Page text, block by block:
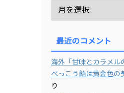
最近のコメント
海外「甘味とカラメル
べっこう飴は黄金色の
り